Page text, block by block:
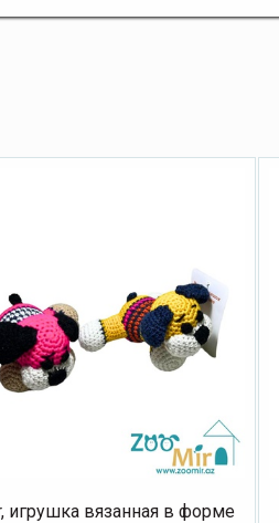
игрушка вязанная в форме